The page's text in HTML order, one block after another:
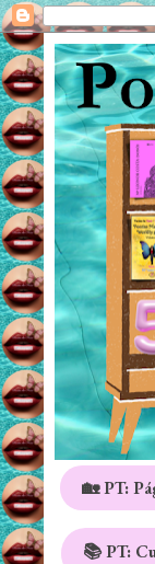
🏡 PT:
📚 PT: